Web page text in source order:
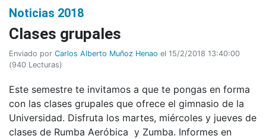
Noticias 2018
Clases grupales
Enviado por Carlos Alberto Muñoz Henao el 15/2/2018 13:40:00
(940 Lecturas)
Este semestre te invitamos a que te pongas en forma
con las clases grupales que ofrece el gimnasio de la
Universidad. Disfruta los martes, miércoles y jueves de
clases de Rumba Aeróbica y Zumba. Informes en